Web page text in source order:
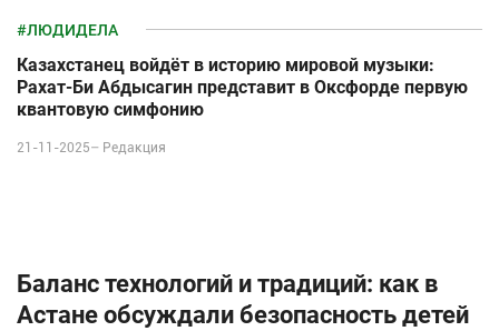
#ЛЮДИДЕЛА
Казахстанец войдёт в историю мировой музыки:
Рахат-Би Абдысагин представит в Оксфорде первую
квантовую симфонию
21-11-2025– Редакция
Баланс технологий и традиций: как в
Астане обсуждали безопасность детей